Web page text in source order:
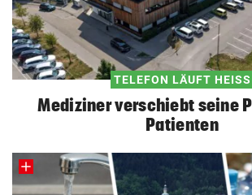
TELEFON LÄUFT HEISS
Mediziner verschiebt seine
Patienten